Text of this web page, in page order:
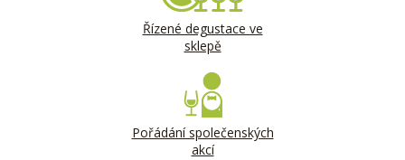
Řízené degustace ve
sklepě
Pořádání společenských
akcí